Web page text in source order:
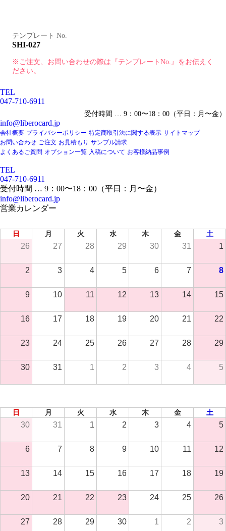
テンプレート No.
SHI-027
※ご注文、お問い合わせの際は『テンプレートNo.』をお伝えく
ださい。
TEL
047-710-6911
受付時間 … 9：00〜18：00（平日：月〜金）
info@liberocard.jp
会社概要 プライバシーポリシー 特定商取引法に関する表示 サイトマップ
お問い合わせ ご注文 お見積もり サンプル請求
よくあるご質問 オプション一覧 入稿について お客様納品事例
TEL
047-710-6911
受付時間 … 9：00〜18：00（平日：月〜金）
info@liberocard.jp
営業カレンダー
日 月 火 水 木 金 土
26 27 28 29 30 31 1
2 3 4 5 6 7 8
9 10 11 12 13 14 15
16 17 18 19 20 21 22
23 24 25 26 27 28 29
30 31 1 2 3 4 5
日 月 火 水 木 金 土
30 31 1 2 3 4 5
6 7 8 9 10 11 12
13 14 15 16 17 18 19
20 21 22 23 24 25 26
27 28 29 30 1 2 3